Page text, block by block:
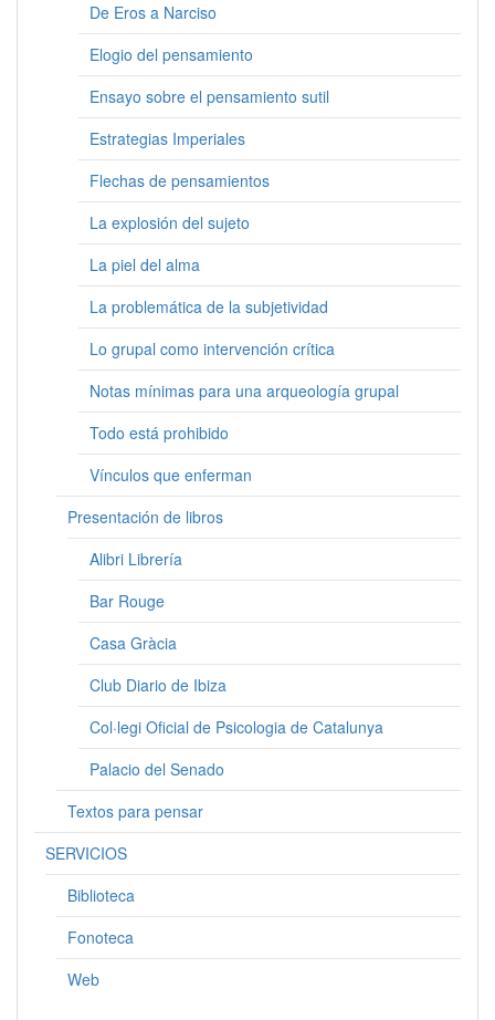
De Eros a Narciso
Elogio del pensamiento
Ensayo sobre el pensamiento sutil
Estrategias Imperiales
Flechas de pensamientos
La explosión del sujeto
La piel del alma
La problemática de la subjetividad
Lo grupal como intervención crítica
Notas mínimas para una arqueología grupal
Todo está prohibido
Vínculos que enferman
Presentación de libros
Alibri Librería
Bar Rouge
Casa Gràcia
Club Diario de Ibiza
Col·legi Oficial de Psicologia de Catalunya
Palacio del Senado
Textos para pensar
SERVICIOS
Biblioteca
Fonoteca
Web